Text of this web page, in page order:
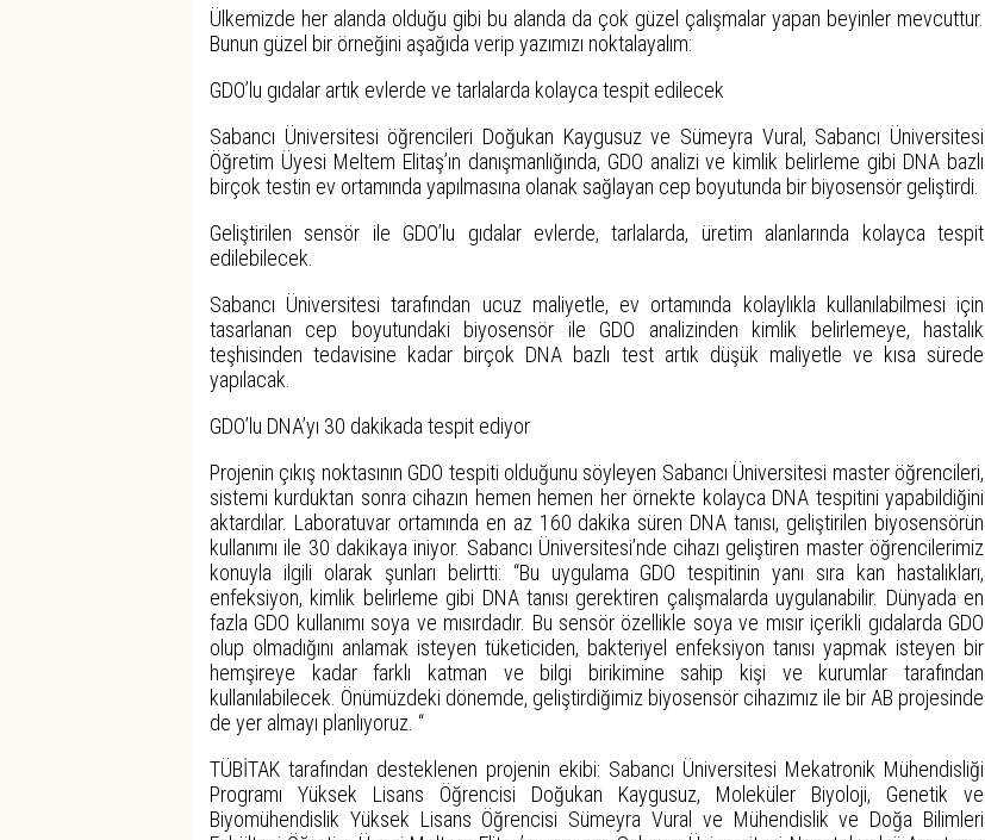
Ülkemizde her alanda olduğu gibi bu alanda da çok güzel çalışmalar yapan beyinler mevcuttur.
Bunun güzel bir örneğini aşağıda verip yazımızı noktalayalım:
GDO’lu gıdalar artık evlerde ve tarlalarda kolayca tespit edilecek
Sabancı Üniversitesi öğrencileri Doğukan Kaygusuz ve Sümeyra Vural, Sabancı Üniversitesi
Öğretim Üyesi Meltem Elitaş’ın danışmanlığında, GDO analizi ve kimlik belirleme gibi DNA bazlı
birçok testin ev ortamında yapılmasına olanak sağlayan cep boyutunda bir biyosensör geliştirdi.
Geliştirilen sensör ile GDO’lu gıdalar evlerde, tarlalarda, üretim alanlarında kolayca tespit
edilebilecek.
Sabancı Üniversitesi tarafından ucuz maliyetle, ev ortamında kolaylıkla kullanılabilmesi için
tasarlanan cep boyutundaki biyosensör ile GDO analizinden kimlik belirlemeye, hastalık
teşhisinden tedavisine kadar birçok DNA bazlı test artık düşük maliyetle ve kısa sürede
yapılacak.
GDO’lu DNA’yı 30 dakikada tespit ediyor
Projenin çıkış noktasının GDO tespiti olduğunu söyleyen Sabancı Üniversitesi master öğrencileri,
sistemi kurduktan sonra cihazın hemen hemen her örnekte kolayca DNA tespitini yapabildiğini
aktardılar. Laboratuvar ortamında en az 160 dakika süren DNA tanısı, geliştirilen biyosensörün
kullanımı ile 30 dakikaya iniyor. Sabancı Üniversitesi’nde cihazı geliştiren master öğrencilerimiz
konuyla ilgili olarak şunları belirtti: “Bu uygulama GDO tespitinin yanı sıra kan hastalıkları,
enfeksiyon, kimlik belirleme gibi DNA tanısı gerektiren çalışmalarda uygulanabilir. Dünyada en
fazla GDO kullanımı soya ve mısırdadır. Bu sensör özellikle soya ve mısır içerikli gıdalarda GDO
olup olmadığını anlamak isteyen tüketiciden, bakteriyel enfeksiyon tanısı yapmak isteyen bir
hemşireye kadar farklı katman ve bilgi birikimine sahip kişi ve kurumlar tarafından
kullanılabilecek. Önümüzdeki dönemde, geliştirdiğimiz biyosensör cihazımız ile bir AB projesinde
de yer almayı planlıyoruz. “
TÜBİTAK tarafından desteklenen projenin ekibi: Sabancı Üniversitesi Mekatronik Mühendisliği
Programı Yüksek Lisans Öğrencisi Doğukan Kaygusuz, Moleküler Biyoloji, Genetik ve
Biyomühendislik Yüksek Lisans Öğrencisi Sümeyra Vural ve Mühendislik ve Doğa Bilimleri